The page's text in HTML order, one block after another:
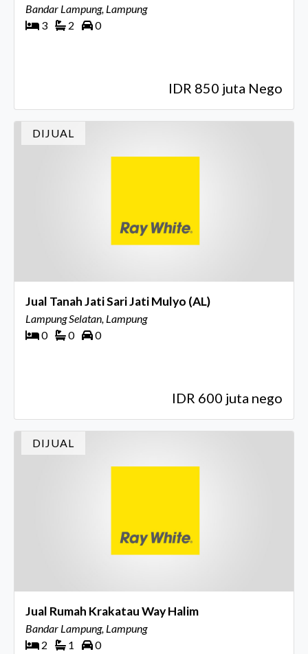
Bandar Lampung, Lampung
3
2 0
IDR 850 juta Nego
DIJUAL
Jual Tanah Jati Sari Jati Mulyo (AL)
Lampung Selatan, Lampung
0
0 0
IDR 600 juta nego
DIJUAL
Jual Rumah Krakatau Way Halim
Bandar Lampung, Lampung
2
1 0